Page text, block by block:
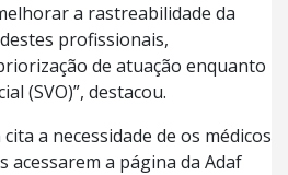
a rastreabilidade da
profissionais,
de atuação enquanto
(SVO)”, destacou.
a necessidade de os médicos
a página da Adaf